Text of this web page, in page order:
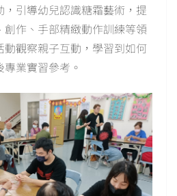
引導幼兒認識糖霜藝術，提
作、手部精緻動作訓練等領
觀察親子互動，學習到如何
業實習參考。